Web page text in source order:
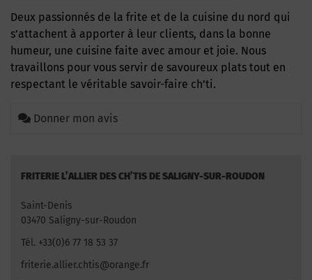
Deux passionnés de la frite et de la cuisine du nord qui
s’attachent à apporter à leur clients, dans la bonne
humeur, une cuisine faite avec amour et joie. Nous
travaillons pour vous servir de savoureux plats tout en
respectant le véritable savoir-faire ch’ti.
Donner mon avis
FRITERIE L’ALLIER DES CH’TIS DE SALIGNY-SUR-ROUDON
Saint-Denis
03470 Saligny-sur-Roudon
Tél. +33(0)6 77 18 53 37
friterie.allier.chtis@orange.fr